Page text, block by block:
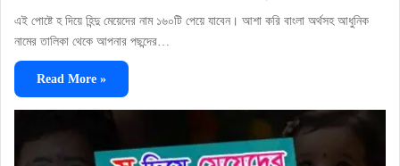
এই পোষ্টে হ দিয়ে হিন্দু মেয়েদের নাম ১৬০টি পেয়ে যাবেন। আশা করি বাংলা অর্থসহ আধুনিক
নামের তালিকা থেকে আপনার পছন্দের…
Read More »